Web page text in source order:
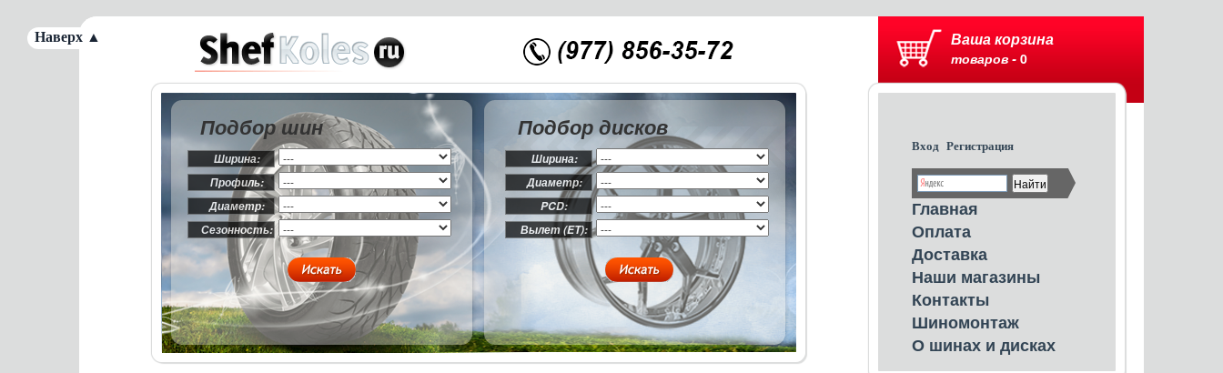
Ваша корзина
товаров - 0
Вход Регистрация
Главная
Оплата
Доставка
Наши магазины
Контакты
Шиномонтаж
О шинах и дисках
Подбор шин
Ширина:
Профиль:
Диаметр:
Сезонность:
Подбор дисков
Ширина:
Диаметр:
PCD:
Вылет (ET):
Наверх ▲